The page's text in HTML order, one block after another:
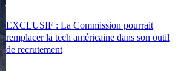
EXCLUSIF : La Commission pourrait
remplacer la tech américaine dans son outil
de recrutement